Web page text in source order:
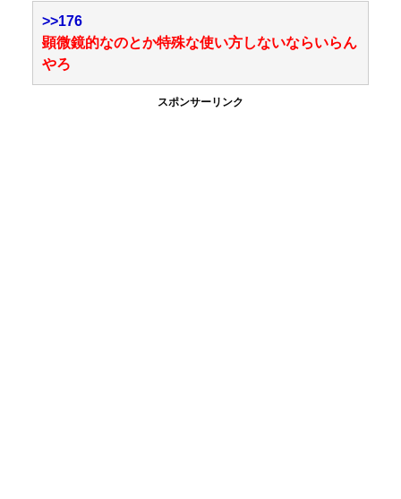
>>176
顕微鏡的なのとか特殊な使い方しないならいらん
やろ
スポンサーリンク